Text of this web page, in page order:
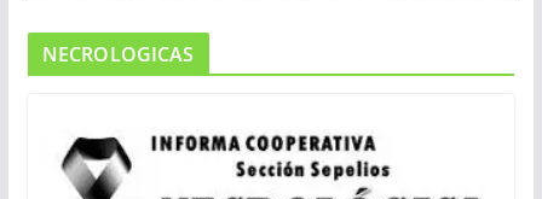
NECROLOGICAS